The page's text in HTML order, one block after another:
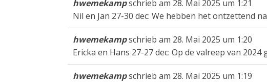
hwemekampschrieb am 28. Mai 2025 um 1:21
Nil en Jan 27-30 dec: We hebben het ontzettend
hwemekampschrieb am 28. Mai 2025 um 1:20
Ericka en Hans 27-27 dec: Op de valreep van
hwemekampschrieb am 28. Mai 2025 um 1:19